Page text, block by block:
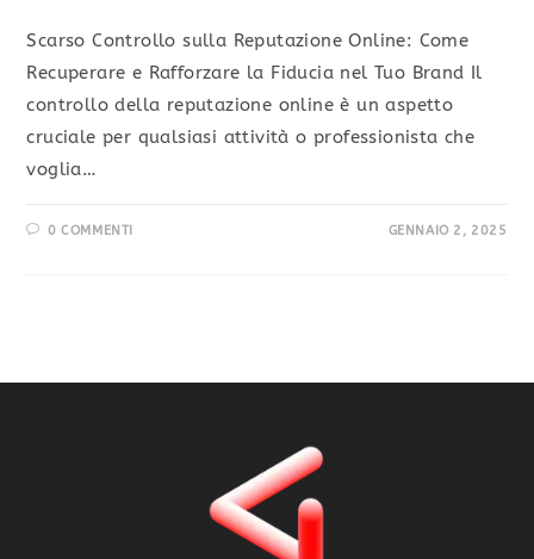
Scarso Controllo sulla Reputazione Online: Come
Recuperare e Rafforzare la Fiducia nel Tuo Brand Il
controllo della reputazione online è un aspetto
cruciale per qualsiasi attività o professionista che
voglia…
0 COMMENTI GENNAIO 2, 2025